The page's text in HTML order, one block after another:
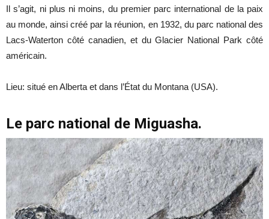
Il s’agit, ni plus ni moins, du premier parc international de la paix
au monde, ainsi créé par la réunion, en 1932, du parc national des
Lacs-Waterton côté canadien, et du Glacier National Park côté
américain.
Lieu: situé en Alberta et dans l’État du Montana (USA).
Le parc national de Miguasha.